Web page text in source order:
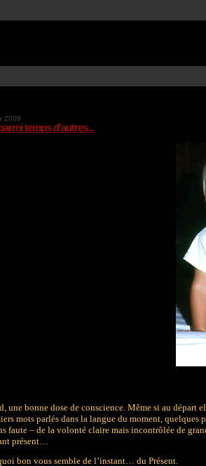
2009
temps d'autres...
une bonne dose de conscience. Même si au
mots parlés dans la langue du moment,
faute – de la volonté claire mais incontrôlée de
présent…
bon vous semble de l’instant… du Présent.